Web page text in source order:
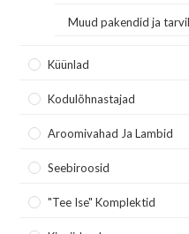
Muud pakendid ja
Küünlad
Kodulõhnastajad
Aroomivahad Ja Lambid
Seebiroosid
"Tee Ise" Komplektid